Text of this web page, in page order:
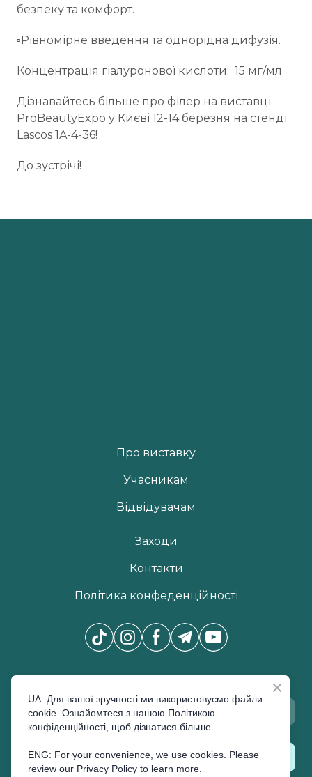
безпеку та комфорт.
▫️Рівномірне введення та однорідна дифузія.
Концентрація гіалуронової кислоти: 15 мг/мл
Дізнавайтесь більше про філер на виставці
ProBeautyExpo у Києві 12-14 березня на стенді
Lascos 1A-4-36!
До зустрічі!
Про виставку
Учасникам
Відвідувачам
Заходи
Контакти
Політика конфеденційності
ПІДПИСАТИСЬ
UA: Для вашої зручності ми використовуємо файли
cookie. Ознайомтеся з нашою Політикою
конфіденційності, щоб дізнатися більше.
ENG: For your convenience, we use cookies. Please
review our Privacy Policy to learn more.